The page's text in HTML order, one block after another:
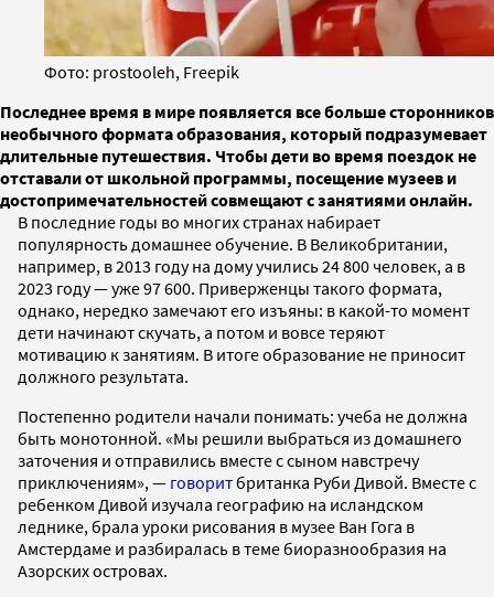
Фото: prostooleh, Freepik
Последнее время в мире появляется все больше сторонников
необычного формата образования, который подразумевает
длительные путешествия. Чтобы дети во время поездок не
отставали от школьной программы, посещение музеев и
достопримечательностей совмещают с занятиями онлайн.
В последние годы во многих странах набирает
популярность домашнее обучение. В Великобритании,
например, в 2013 году на дому учились 24 800 человек, а в
2023 году — уже 97 600. Приверженцы такого формата,
однако, нередко замечают его изъяны: в какой-то момент
дети начинают скучать, а потом и вовсе теряют
мотивацию к занятиям. В итоге образование не приносит
должного результата.
Постепенно родители начали понимать: учеба не должна
быть монотонной. «Мы решили выбраться из домашнего
заточения и отправились вместе с сыном навстречу
приключениям», — говоритбританка Руби Дивой. Вместе с
ребенком Дивой изучала географию на исландском
леднике, брала уроки рисования в музее Ван Гога в
Амстердаме и разбиралась в теме биоразнообразия на
Азорских островах.